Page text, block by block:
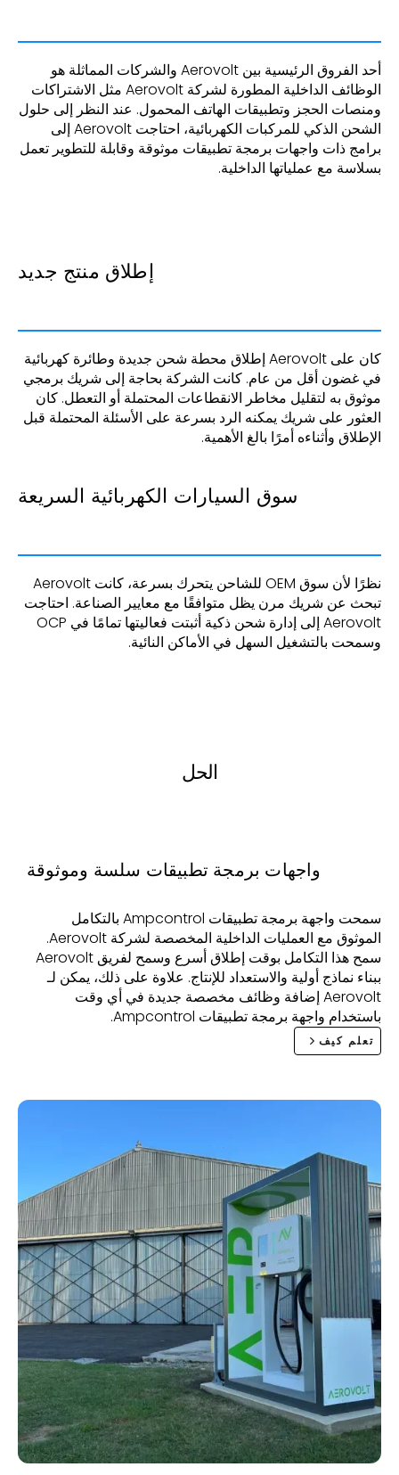
أحد الفروق الرئيسية بين Aerovolt والشركات المماثلة هو
الوظائف الداخلية المطورة لشركة Aerovolt مثل الاشتراكات
ومنصات الحجز وتطبيقات الهاتف المحمول. عند النظر إلى حلول
الشحن الذكي للمركبات الكهربائية، احتاجت Aerovolt إلى
برامج ذات واجهات برمجة تطبيقات موثوقة وقابلة للتطوير تعمل
بسلاسة مع عملياتها الداخلية.
إطلاق منتج جديد
كان على Aerovolt إطلاق محطة شحن جديدة وطائرة كهربائية
في غضون أقل من عام. كانت الشركة بحاجة إلى شريك برمجي
موثوق به لتقليل مخاطر الانقطاعات المحتملة أو التعطل. كان
العثور على شريك يمكنه الرد بسرعة على الأسئلة المحتملة قبل
الإطلاق وأثناءه أمرًا بالغ الأهمية.
سوق السيارات الكهربائية السريعة
نظرًا لأن سوق OEM للشاحن يتحرك بسرعة، كانت Aerovolt
تبحث عن شريك مرن يظل متوافقًا مع معايير الصناعة. احتاجت
Aerovolt إلى إدارة شحن ذكية أثبتت فعاليتها تمامًا في OCP
وسمحت بالتشغيل السهل في الأماكن النائية.
الحل
واجهات برمجة تطبيقات سلسة وموثوقة
سمحت واجهة برمجة تطبيقات Ampcontrol بالتكامل
الموثوق مع العمليات الداخلية المخصصة لشركة Aerovolt.
سمح هذا التكامل بوقت إطلاق أسرع وسمح لفريق Aerovolt
ببناء نماذج أولية والاستعداد للإنتاج. علاوة على ذلك، يمكن لـ
Aerovolt إضافة وظائف مخصصة جديدة في أي وقت
باستخدام واجهة برمجة تطبيقات Ampcontrol.
تعلم كيف